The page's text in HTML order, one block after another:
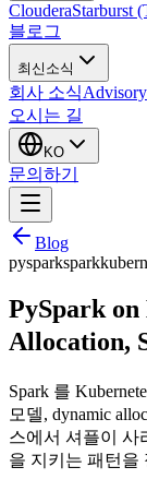
ClouderaStarburst
블로그
최신소식
회사 소식Advisory
오시는 길
KO
문의하기
Blog
pysparkspark
PySpark
Allocation,
Spark 를
모델, dynamic
스에서 셔플이 사
을 지키는 패턴을